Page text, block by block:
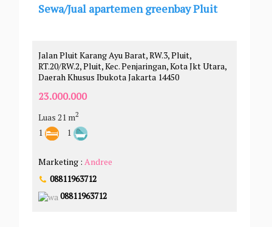
Sewa/Jual apartemen greenbay Pluit
Jalan Pluit Karang Ayu Barat, RW.3, Pluit,
RT.20/RW.2, Pluit, Kec. Penjaringan, Kota Jkt Utara,
Daerah Khusus Ibukota Jakarta 14450
23.000.000
Luas 21 m2
1 1
Marketing :Andree
08811963712
08811963712